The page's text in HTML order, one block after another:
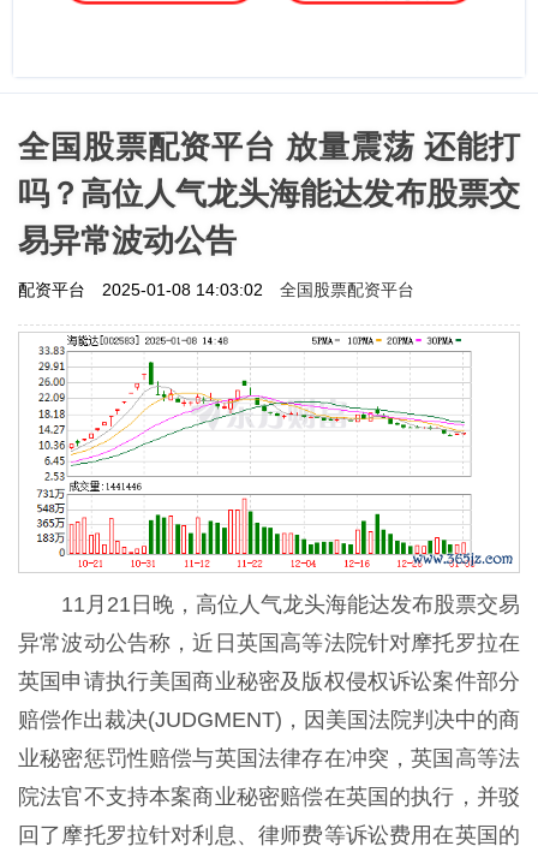
全国股票配资平台 放量震荡 还能打
吗？高位人气龙头海能达发布股票交
易异常波动公告
配资平台 2025-01-08 14:03:02 全国股票配资平台
11月21日晚，高位人气龙头海能达发布股票交易
异常波动公告称，近日英国高等法院针对摩托罗拉在
英国申请执行美国商业秘密及版权侵权诉讼案件部分
赔偿作出裁决(JUDGMENT)，因美国法院判决中的商
业秘密惩罚性赔偿与英国法律存在冲突，英国高等法
院法官不支持本案商业秘密赔偿在英国的执行，并驳
回了摩托罗拉针对利息、律师费等诉讼费用在英国的